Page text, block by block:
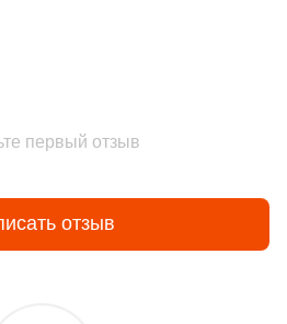
первый отзыв
отзыв